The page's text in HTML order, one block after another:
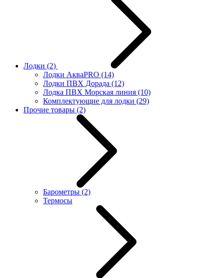
Лодки (2)
Лодки АкваPRO (14)
Лодки ПВХ Дорада (12)
Лодка ПВХ Морская линия (10)
Комплектующие для лодки (29)
Прочие товары (2)
Барометры (2)
Термосы